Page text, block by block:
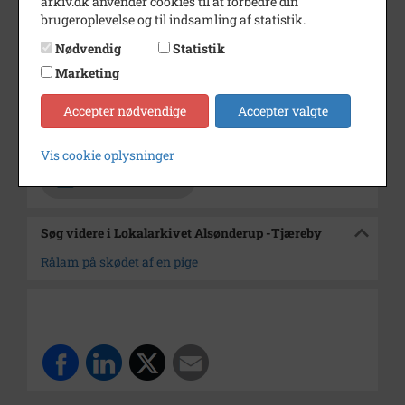
Årstal
1969
Dateringsnote
12/5/69
Fotograf
Jørgen Rubæk Hansen
Arkiv
Lokalarkivet Alsønderup -
Søg videre i Lokalarkivet Alsønderup -Tjæreby
Rålam på skødet af en pige
brugeroplevelse og til indsamling af statistik.
Nødvendig
Statistik
Marketing
Accepter nødvendige Accepter valgte
Vis cookie oplysninger